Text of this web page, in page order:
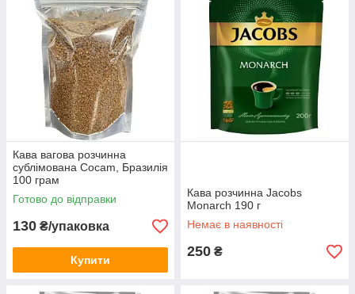
Кава вагова розчинна
сублімована Cocam, Бразилія
100 грам
Готово до відправки
130 ₴/упаковка
Купити
Кава розчинна Jacobs
Monarch 190 г
Немає в наявності
250 ₴